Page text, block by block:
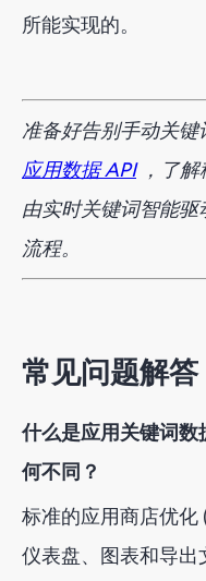
所能实现的。
准备好告别手动关
应用数据 API，了解
由实时关键词智能
流程。
常见问题解答
什么是应用关键词数
何不同？
标准的应用商店优化
仪表盘、图表和导